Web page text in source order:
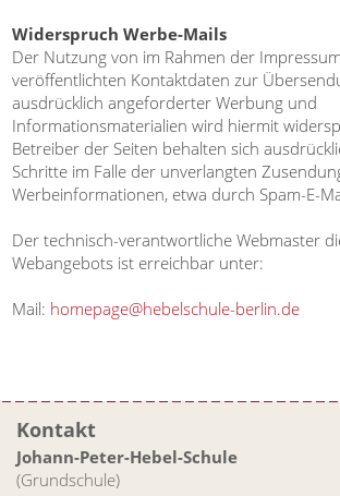
Widerspruch Werbe-Mails
Der Nutzung von im Rahmen der
veröffentlichten Kontaktdaten zur
ausdrücklich angeforderter Werbung und
Informationsmaterialien wird hiermit
Betreiber der Seiten behalten sich
Schritte im Falle der unverlangten
Werbeinformationen, etwa durch Spam-E-
Der technisch-verantwortliche Webmaster
Webangebots ist erreichbar unter:
Mail: homepage@hebelschule-berlin.de
Kontakt
Johann-Peter-Hebel-Schule
(Grundschule)